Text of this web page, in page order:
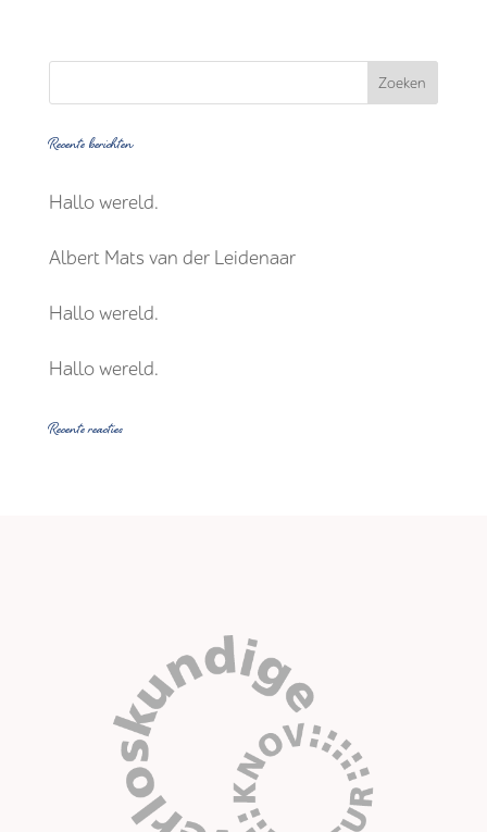
Recente berichten
Hallo wereld.
Albert Mats van der Leidenaar
Hallo wereld.
Hallo wereld.
Recente reacties